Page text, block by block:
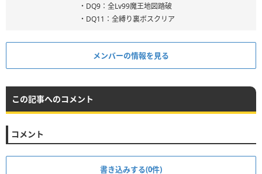
・DQ9：全Lv99魔王地図踏破
・DQ11：全縛り裏ボスクリア
メンバーの情報を見る
この記事へのコメント
コメント
書き込みする(0件)